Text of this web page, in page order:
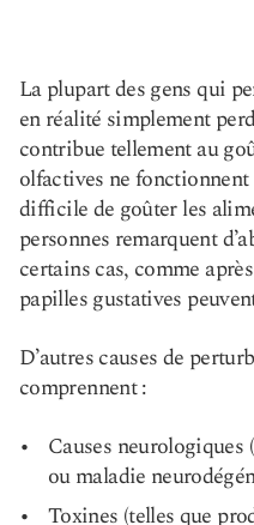
La plupart des gens qui
en réalité simplement
contribue tellement au
olfactives ne
difficile de goûter les
personnes remarquent
certains cas, comme
papilles gustatives
D’autres causes de
comprennent :
Causes neurologiques
ou maladie
Toxines (telles que